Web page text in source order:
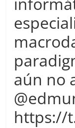
aún no
https://